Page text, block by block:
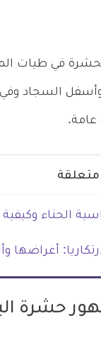
في طيات
وأسفل السجاد
عامة.
الحناء وكيفية
أعراضها
حشرة